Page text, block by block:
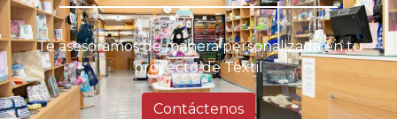
Te asesoramos de manera personalizada en tu
proyecto de Textil
Contáctenos